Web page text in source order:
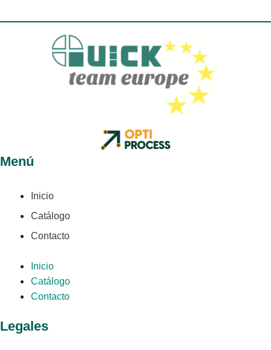
Menú
Inicio
Catálogo
Contacto
Inicio
Catálogo
Contacto
Legales